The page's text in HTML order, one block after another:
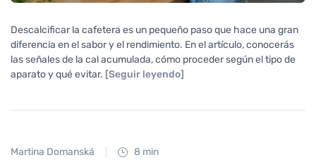
Descalcificar la cafetera es un pequeño paso que hace una gran
diferencia en el sabor y el rendimiento. En el artículo, conocerás
las señales de la cal acumulada, cómo proceder según el tipo de
aparato y qué evitar. [Seguir leyendo]
Martina Domanská 8 min